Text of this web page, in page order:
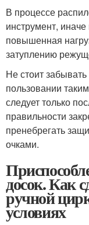
В процессе
инструмент, иначе
повышенная
затуплению
Не стоит
пользовании
следует только
правильности
пренебрегать
очками.
досок. Как
ручной
условиях